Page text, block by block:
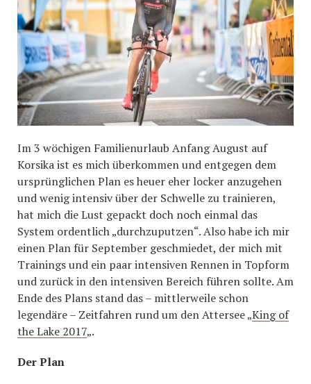
Im 3 wöchigen Familienurlaub Anfang August auf
Korsika ist es mich überkommen und entgegen dem
ursprünglichen Plan es heuer eher locker anzugehen
und wenig intensiv über der Schwelle zu trainieren,
hat mich die Lust gepackt doch noch einmal das
System ordentlich „durchzuputzen“. Also habe ich mir
einen Plan für September geschmiedet, der mich mit
Trainings und ein paar intensiven Rennen in Topform
und zurück in den intensiven Bereich führen sollte. Am
Ende des Plans stand das – mittlerweile schon
legendäre – Zeitfahren rund um den Attersee „King of
the Lake 2017„.
Der Plan